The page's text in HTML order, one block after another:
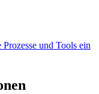
und Tools ein